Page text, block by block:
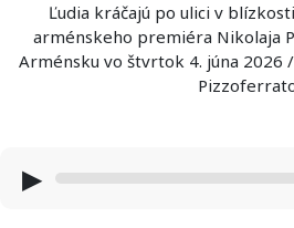
Ľudia kráčajú po ulici v
arménskeho premiéra Nikolaja
Arménsku vo štvrtok 4. júna 2026
▶